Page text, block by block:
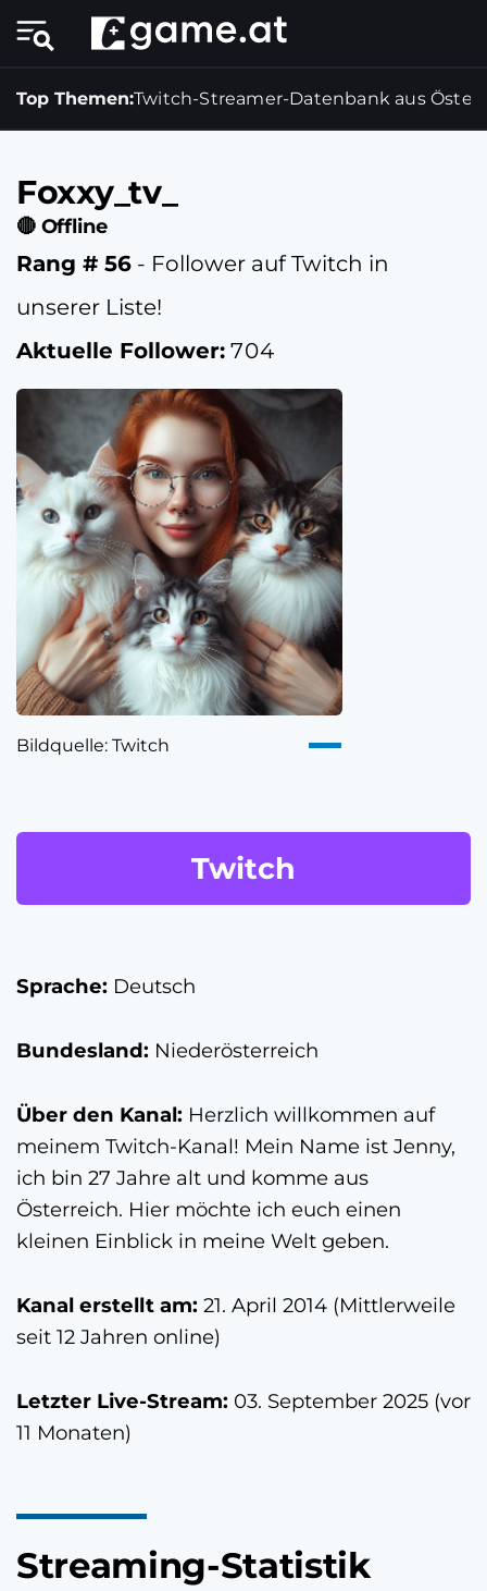
Top Themen:Twitch-Streamer-Datenbank aus
Foxxy_tv_
🔴 Offline
Rang # 56 - Follower auf Twitch in
unserer Liste!
Aktuelle Follower: 704
Bildquelle: Twitch
Twitch
Sprache: Deutsch
Bundesland: Niederösterreich
Über den Kanal: Herzlich willkommen auf
meinem Twitch-Kanal! Mein Name ist Jenny,
ich bin 27 Jahre alt und komme aus
Österreich. Hier möchte ich euch einen
kleinen Einblick in meine Welt geben.
Kanal erstellt am: 21. April 2014 (Mittlerweile
seit 12 Jahren online)
Letzter Live-Stream: 03. September 2025 (vor
11 Monaten)
Streaming-Statistik